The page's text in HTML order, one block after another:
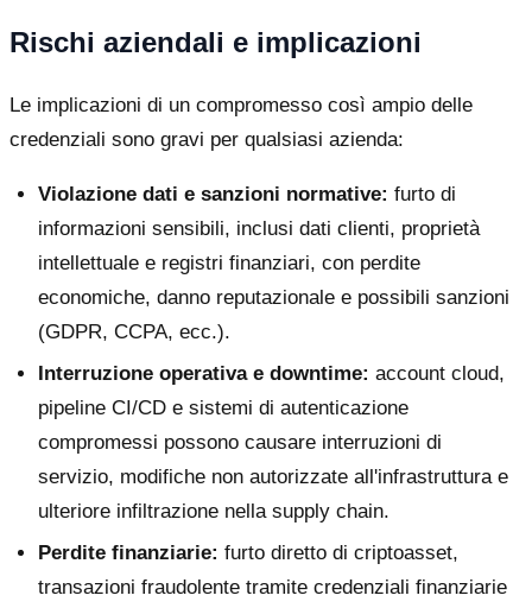
Rischi aziendali e implicazioni
Le implicazioni di un compromesso così ampio delle
credenziali sono gravi per qualsiasi azienda:
Violazione dati e sanzioni normative: furto di
informazioni sensibili, inclusi dati clienti, proprietà
intellettuale e registri finanziari, con perdite
economiche, danno reputazionale e possibili sanzioni
(GDPR, CCPA, ecc.).
Interruzione operativa e downtime: account cloud,
pipeline CI/CD e sistemi di autenticazione
compromessi possono causare interruzioni di
servizio, modifiche non autorizzate all'infrastruttura e
ulteriore infiltrazione nella supply chain.
Perdite finanziarie: furto diretto di criptoasset,
transazioni fraudolente tramite credenziali finanziarie